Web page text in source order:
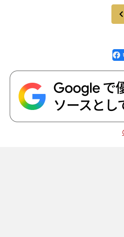
禍ではじめたライブ配信だ
faceboo
k